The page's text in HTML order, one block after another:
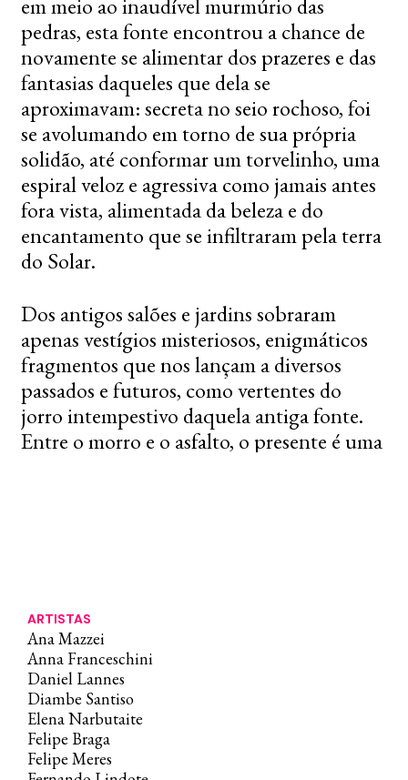
ARTISTAS
Ana Mazzei
Anna Franceschini
Daniel Lannes
Diambe Santiso
Elena Narbutaite
Felipe Braga
Felipe Meres
em meio ao inaudível murmúrio das
pedras, esta fonte encontrou a chance de
novamente se alimentar dos prazeres e das
fantasias daqueles que dela se
aproximavam: secreta no seio rochoso, foi
se avolumando em torno de sua própria
solidão, até conformar um torvelinho, uma
espiral veloz e agressiva como jamais antes
fora vista, alimentada da beleza e do
encantamento que se infiltraram pela terra
do Solar.
Dos antigos salões e jardins sobraram
apenas vestígios misteriosos, enigmáticos
fragmentos que nos lançam a diversos
passados e futuros, como vertentes do
jorro intempestivo daquela antiga fonte.
Entre o morro e o asfalto, o presente é uma
revelações, de inebriante contato com seres
e objetos que habitaram este lugar em
existências paralelas atravessadas por
tempos imemoriais. Eis, neste espaço, uma
coleção de personagens e elementos que
sobreviveram ao fim dos séculos para nos
encontrar do outro lado deste portal entre